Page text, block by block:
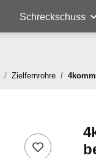
Schreckschuss
Zielfernrohre